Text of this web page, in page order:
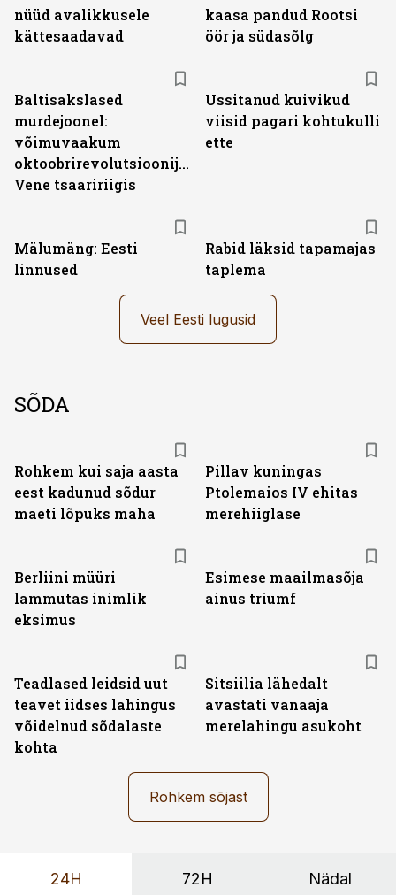
nüüd avalikkusele
kättesaadavad
kaasa pandud Rootsi
öör ja südasõlg
Baltisakslased
murdejoonel:
võimuvaakum
oktoobrirevolutsioonijärgses
Vene tsaaririigis
Ussitanud kuivikud
viisid pagari kohtukulli
ette
Mälumäng: Eesti
linnused
Rabid läksid tapamajas
taplema
Veel Eesti lugusid
SÕDA
Rohkem kui saja aasta
eest kadunud sõdur
maeti lõpuks maha
Pillav kuningas
Ptolemaios IV ehitas
merehiiglase
Berliini müüri
lammutas inimlik
eksimus
Esimese maailmasõja
ainus triumf
Teadlased leidsid uut
teavet iidses lahingus
võidelnud sõdalaste
kohta
Sitsiilia lähedalt
avastati vanaaja
merelahingu asukoht
Rohkem sõjast
24H 72H Nädal